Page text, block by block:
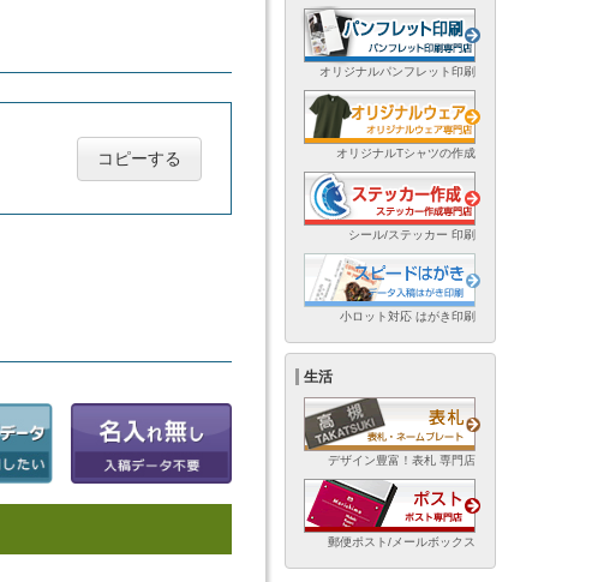
コピーする
オリジナルパンフレット印刷
オリジナルTシャツの作成
シール/ステッカー 印刷
小ロット対応 はがき印刷
生活
デザイン豊富！表札 専門店
郵便ポスト/メールボックス